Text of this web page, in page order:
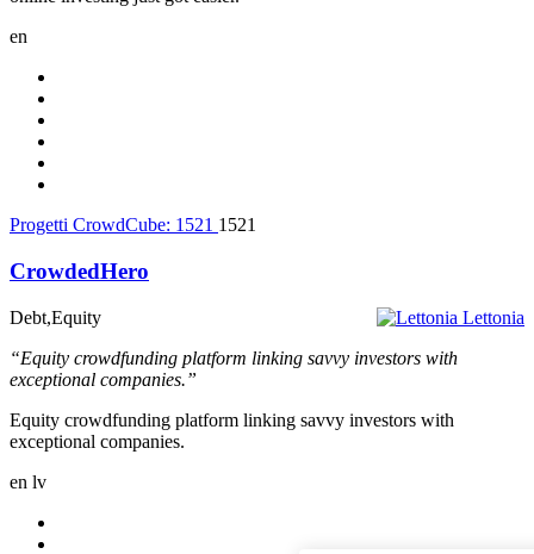
en
Progetti CrowdCube: 1521 1521
CrowdedHero
Lettonia
Debt,Equity
“Equity crowdfunding platform linking savvy investors with
exceptional companies.”
Equity crowdfunding platform linking savvy investors with
exceptional companies.
en lv